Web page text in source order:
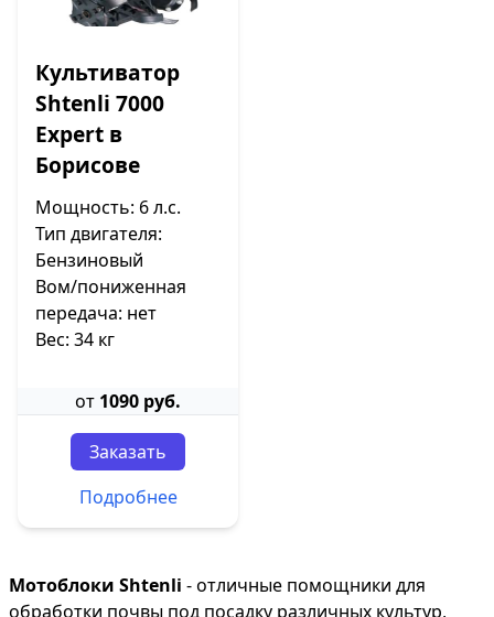
Культиватор
Shtenli 7000
Expert в
Борисове
Мощность: 6 л.с.
Тип двигателя:
Бензиновый
Вом/пониженная
передача: нет
Вес: 34 кг
от 1090 руб.
Заказать
Подробнее
Мотоблоки Shtenli - отличные помощники для
обработки почвы под посадку различных культур,